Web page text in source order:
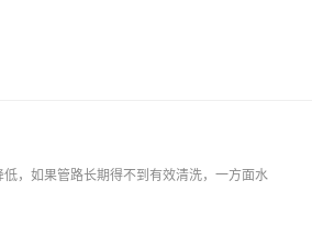
，如果管路长期得不到有效清洗，一方面水